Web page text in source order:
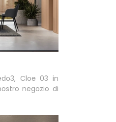
Cloe 03 in
negozio di